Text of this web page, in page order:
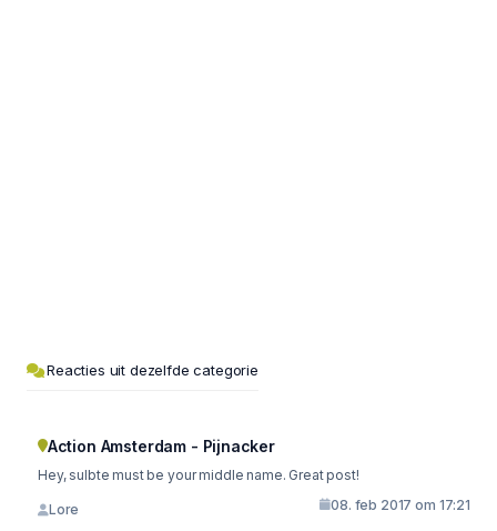
Reacties uit dezelfde categorie
Action Amsterdam - Pijnacker
Hey, sulbte must be your middle name. Great post!
Lore 08. feb 2017 om 17:21